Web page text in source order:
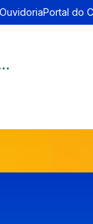
OuvidoriaPortal do